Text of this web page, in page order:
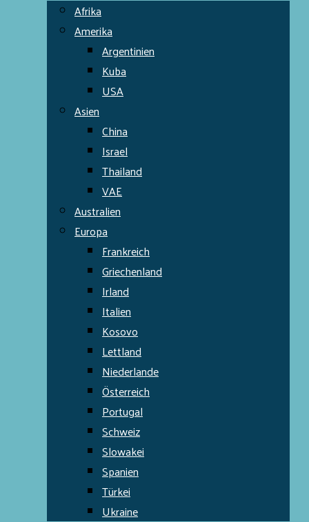
Afrika
Amerika
Argentinien
Kuba
USA
Asien
China
Israel
Thailand
VAE
Australien
Europa
Frankreich
Griechenland
Irland
Italien
Kosovo
Lettland
Niederlande
Österreich
Portugal
Schweiz
Slowakei
Spanien
Türkei
Ukraine